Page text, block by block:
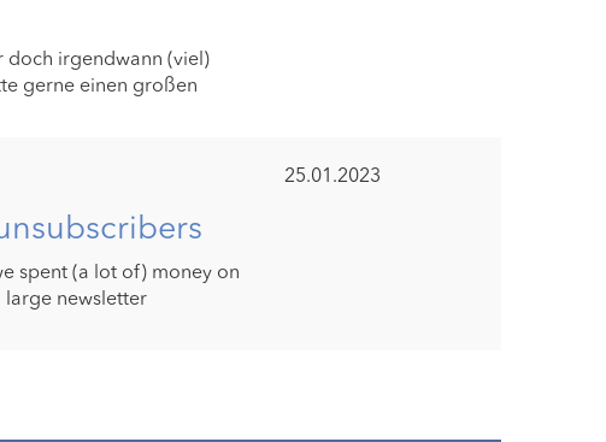
doch irgendwann (viel)
gerne einen großen
spent (a lot of) money on
newsletter
25.01.2023